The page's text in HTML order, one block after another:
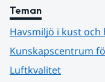
Teman
Havsmiljö i kust och
Kunskapscentrum
Luftkvalitet